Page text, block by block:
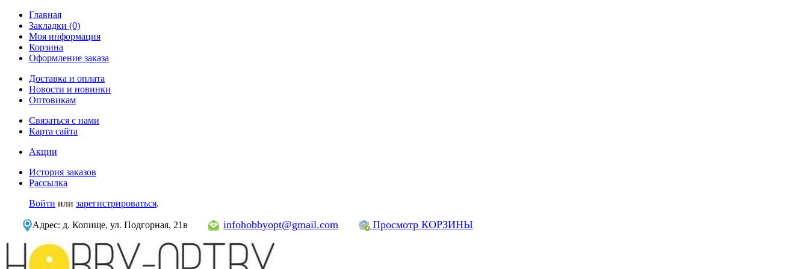
Главная
Закладки (0)
Моя информация
Корзина
Оформление заказа
Доставка и оплата
Новости и новинки
Оптовикам
Связаться с нами
Карта сайта
Акции
История заказов
Рассылка
Войти или зарегистрироваться.
Адрес: д. Копище, ул. Подгорная, 21в infohobbyopt@gmail.com Просмотр КОРЗИНЫ